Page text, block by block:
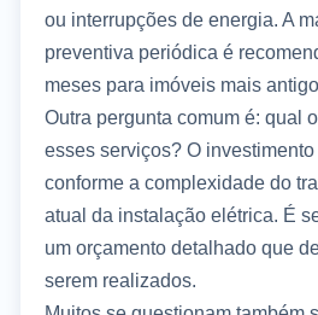
ou interrupções de energia. A
preventiva periódica é
meses para imóveis mais
Outra pergunta comum é: qual
esses serviços? O
conforme a complexidade do
atual da instalação elétrica. É
um orçamento detalhado que
serem realizados.